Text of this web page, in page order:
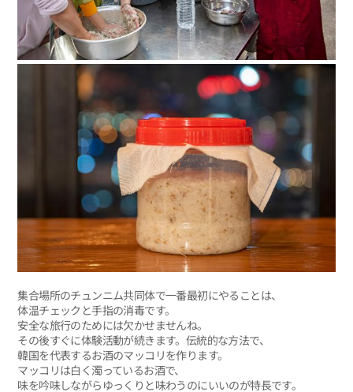
集合場所のチュンニム共同体で一番最初にやることは、
体温チェックと手指の消毒です。
安全な旅行のためには欠かせませんね。
その後すぐに体験活動が続きます。伝統的な方法で、
韓国を代表するお酒のマッコリを作ります。
マッコリは白く濁っているお酒で、
味を吟味しながらゆっくりと味わうのにいいのが特長です。